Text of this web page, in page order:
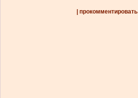
| прокомментировать |